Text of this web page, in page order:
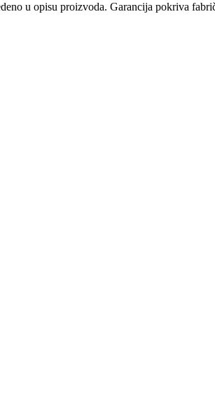
u opisu proizvoda. Garancija pokriva